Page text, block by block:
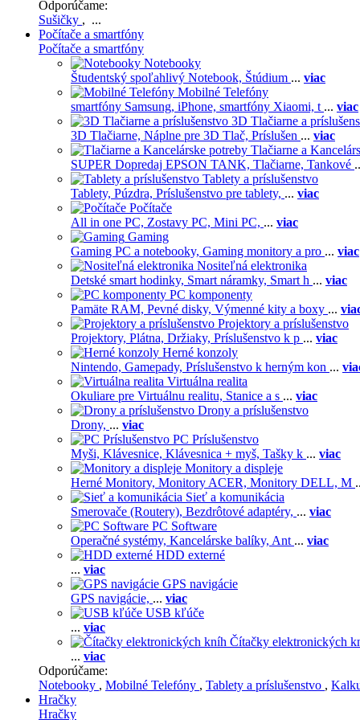
Odporúčame:
Sušičky , ...
Počítače a smartfóny
Počítače a smartfóny
Notebooky
Študentský spoľahlivý Notebook, Štúdium ... viac
Mobilné Telefóny
smartfóny Samsung, iPhone, smartfóny Xiaomi, t ... viac
3D Tlačiarne a
3D Tlačiarne, Náplne pre 3D Tlač, Príslušen ... viac
Tlačiarne a
SUPER Dopredaj EPSON TANK, Tlačiarne, Tankové
Tablety a príslušenstvo
Tablety, Púzdra, Príslušenstvo pre tablety, ... viac
Počítače
All in one PC, Zostavy PC, Mini PC, ... viac
Gaming
Gaming PC a notebooky, Gaming monitory a pro ... viac
Nositeľná elektronika
Detské smart hodinky, Smart náramky, Smart h ... viac
PC komponenty
Pamäte RAM, Pevné disky, Výmenné kity a boxy ...
Projektory a príslušenstvo
Projektory, Plátna, Držiaky, Príslušenstvo k p ... viac
Herné konzoly
Nintendo, Gamepady, Príslušenstvo k herným kon ...
Virtuálna realita
Okuliare pre Virtuálnu realitu, Stanice a s ... viac
Drony a príslušenstvo
Drony, ... viac
PC Príslušenstvo
Myši, Klávesnice, Klávesnica + myš, Tašky k ... viac
Monitory a displeje
Herné Monitory, Monitory ACER, Monitory DELL, M
Sieť a komunikácia
Smerovače (Routery), Bezdrôtové adaptéry, ... viac
PC Software
Operačné systémy, Kancelárske balíky, Ant ... viac
HDD externé
... viac
GPS navigácie
GPS navigácie, ... viac
USB kľúče
... viac
Čítačky elektronických
... viac
Odporúčame:
Notebooky , Mobilné Telefóny , Tablety a príslušenstvo ,
Hračky
Hračky